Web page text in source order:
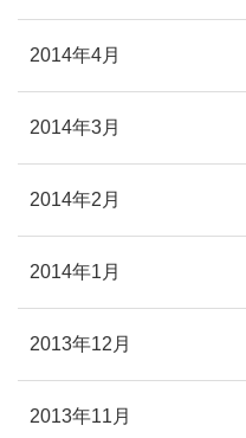
2014年4月
2014年3月
2014年2月
2014年1月
2013年12月
2013年11月